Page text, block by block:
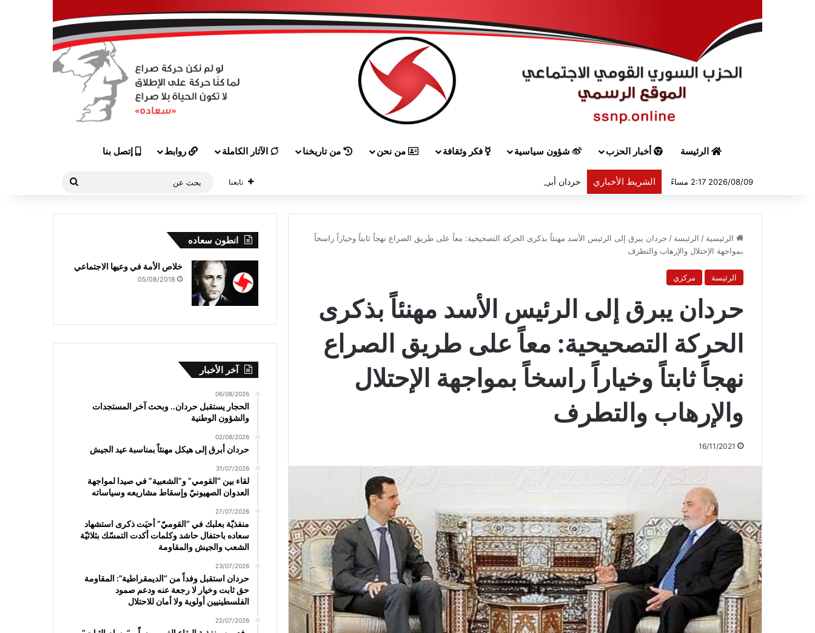
الرئيسة أخبار الحزب شؤون سياسية فكر وثقافة من نحن من تاريخنا الآثار الكاملة روابط إتصل بنا
2026/08/09 2:17 مساءً الشريط الأخباري حردان أبرق إلى هيكل مهنئاً بمناسبة عيد الجيش تابعنا
الرئيسية / الرئيسة / حردان يبرق إلى الرئيس الأسد مهنئاً بذكرى الحركة التصحيحية: معاً على طريق الصراع نهجاً ثابتاً وخياراً راسخاً
بمواجهة الإحتلال والإرهاب والتطرف
الرئيسة مركزي
حردان يبرق إلى الرئيس الأسد مهنئاً بذكرى
الحركة التصحيحية: معاً على طريق الصراع
نهجاً ثابتاً وخياراً راسخاً بمواجهة الإحتلال
والإرهاب والتطرف
16/11/2021
انطون سعاده
خلاص الأمة في وعيها الاجتماعي
05/08/2018
آخر الأخبار
06/08/2026
الحجار يستقبل حردان.. وبحث آخر المستجدات
والشؤون الوطنية
02/08/2026
حردان أبرق إلى هيكل مهنئاً بمناسبة عيد الجيش
31/07/2026
لقاء بين “القومي” و”الشعبية” في صيدا لمواجهة
العدوان الصهيونيّ وإسقاط مشاريعه وسياساته
27/07/2026
منفذيّة بعلبك في “القوميّ” أحيَت ذكرى استشهاد
سعاده باحتفال حاشد وكلمات أكدت التمسّك بثلاثيّة
الشعب والجيش والمقاومة
23/07/2026
حردان استقبل وفداً من “الديمقراطية”: المقاومة
حق ثابت وخيار لا رجعة عنه ودعم صمود
الفلسطينيين أولوية ولا أمان للاحتلال
22/07/2026